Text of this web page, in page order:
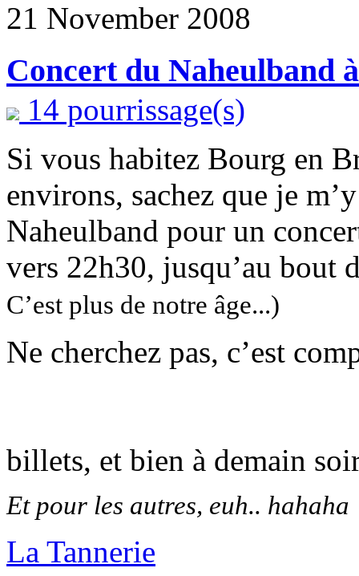
21 November 2008
Concert du Naheulband
14 pourrissage(s)
Si vous habitez Bourg en
environs, sachez que je
Naheulband pour un
vers 22h30, jusqu’au bout
C’est plus de notre âge...)
Ne cherchez pas, c’est
billets, et bien à demain
Et pour les autres, euh.. hahaha
La Tannerie